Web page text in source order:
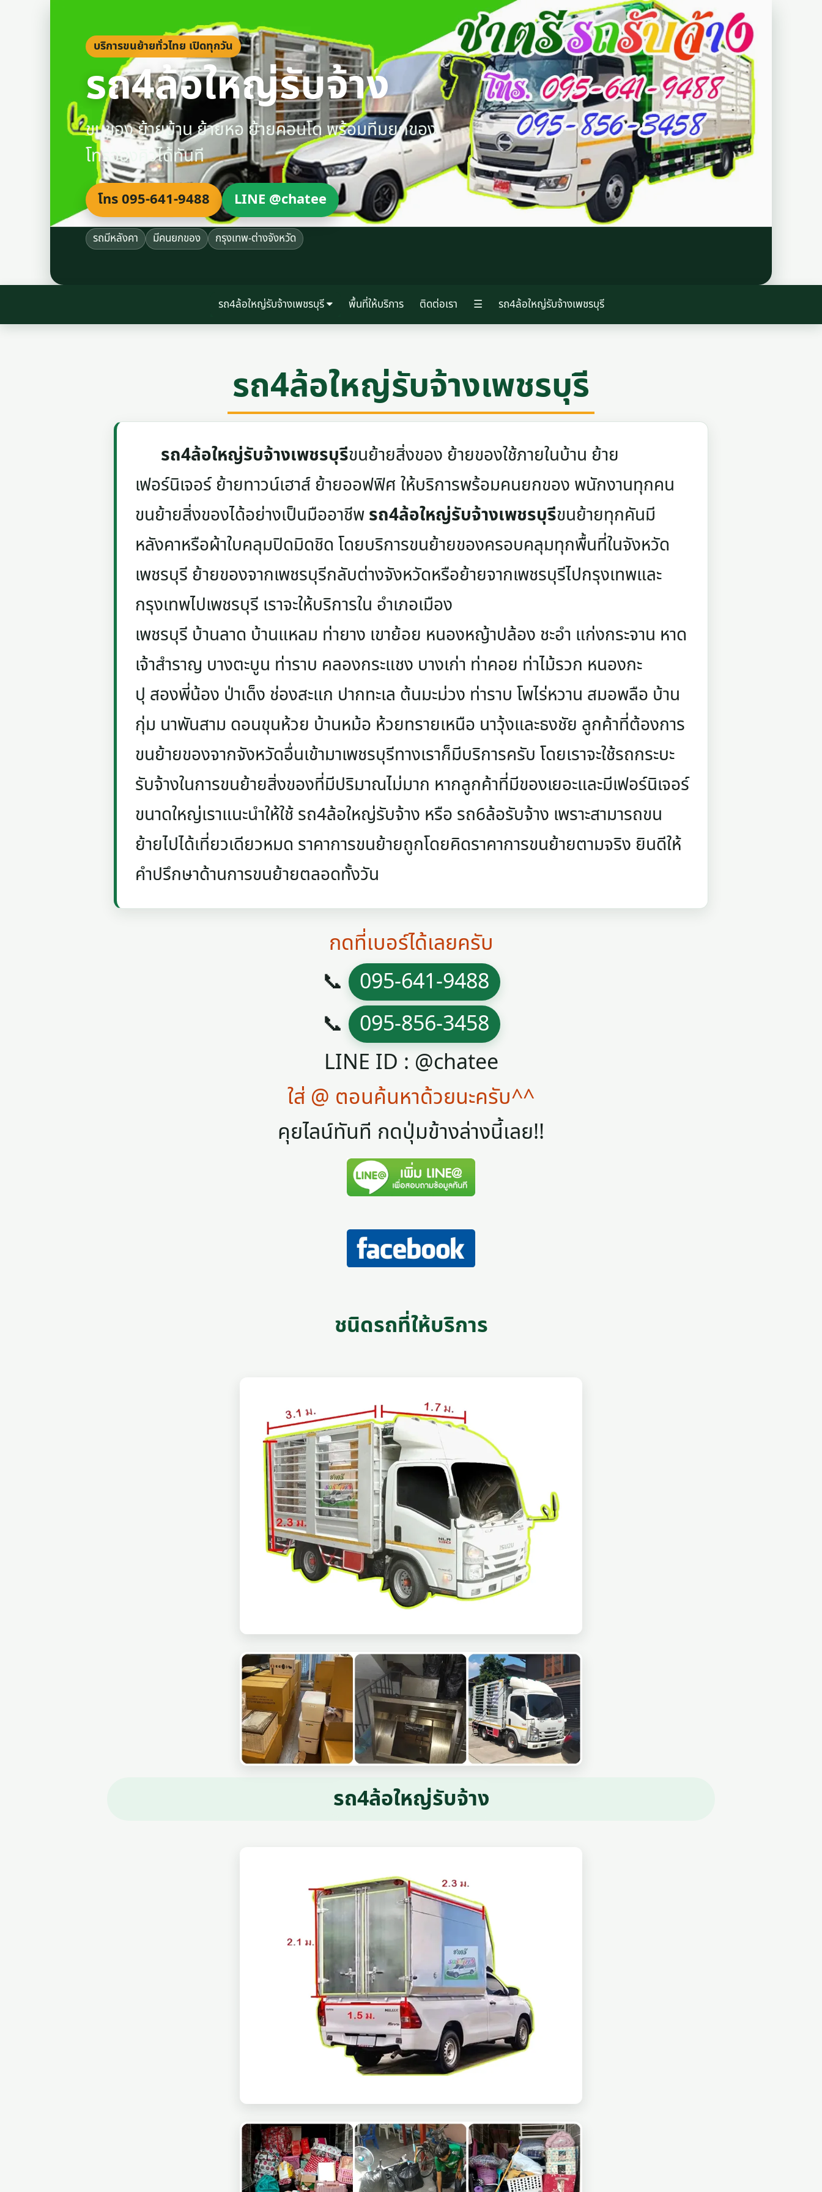
บริการขนย้ายทั่วไทย เปิดทุกวัน
รถ4ล้อใหญ่รับจ้าง
ขนของ ย้ายบ้าน ย้ายหอ ย้ายคอนโด พร้อมทีมยกของ
โทรจองคิวได้ทันที
โทร 095-641-9488 LINE @chatee
รถมีหลังคา มีคนยกของ กรุงเทพ-ต่างจังหวัด
รถ4ล้อใหญ่รับจ้างเพชรบุรี พื้นที่ให้บริการ ติดต่อเรา ☰ รถ4ล้อใหญ่รับจ้างเพชรบุรี
รถ4ล้อใหญ่รับจ้างเพชรบุรี
รถ4ล้อใหญ่รับจ้างเพชรบุรีขนย้ายสิ่งของ ย้ายของใช้ภายในบ้าน ย้าย
เฟอร์นิเจอร์ ย้ายทาวน์เฮาส์ ย้ายออฟฟิศ ให้บริการพร้อมคนยกของ พนักงานทุกคน
ขนย้ายสิ่งของได้อย่างเป็นมืออาชีพรถ4ล้อใหญ่รับจ้างเพชรบุรีขนย้ายทุกคันมี
หลังคาหรือผ้าใบคลุมปิดมิดชิด โดยบริการขนย้ายของครอบคลุมทุกพื้นที่ในจังหวัด
เพชรบุรี ย้ายของจากเพชรบุรีกลับต่างจังหวัดหรือย้ายจากเพชรบุรีไปกรุงเทพและ
กรุงเทพไปเพชรบุรี เราจะให้บริการใน อำเภอเมือง
เพชรบุรี บ้านลาด บ้านแหลม ท่ายาง เขาย้อย หนองหญ้าปล้อง ชะอำ แก่งกระจาน หาด
เจ้าสำราญ บางตะบูน ท่าราบ คลองกระแชง บางเก่า ท่าคอย ท่าไม้รวก หนองกะ
ปุ สองพี่น้อง ป่าเด็ง ช่องสะแก ปากทะเล ต้นมะม่วง ท่าราบ โพไร่หวาน สมอพลือ บ้าน
กุ่ม นาพันสาม ดอนขุนห้วย บ้านหม้อ ห้วยทรายเหนือ นาวุ้งและธงชัย ลูกค้าที่ต้องการ
ขนย้ายของจากจังหวัดอื่นเข้ามาเพชรบุรีทางเราก็มีบริการครับ โดยเราจะใช้รถกระบะ
รับจ้างในการขนย้ายสิ่งของที่มีปริมาณไม่มาก หากลูกค้าที่มีของเยอะและมีเฟอร์นิเจอร์
ขนาดใหญ่เราแนะนำให้ใช้ รถ4ล้อใหญ่รับจ้าง หรือ รถ6ล้อรับจ้าง เพราะสามารถขน
ย้ายไปได้เที่ยวเดียวหมด ราคาการขนย้ายถูกโดยคิดราคาการขนย้ายตามจริง ยินดีให้
คำปรึกษาด้านการขนย้ายตลอดทั้งวัน
กดที่เบอร์ได้เลยครับ
📞
095-641-9488
📞
095-856-3458
LINE ID : @chatee
ใส่ @ ตอนค้นหาด้วยนะครับ^^
คุยไลน์ทันที กดปุ่มข้างล่างนี้เลย!!
ชนิดรถที่ให้บริการ
รถ4ล้อใหญ่รับจ้าง